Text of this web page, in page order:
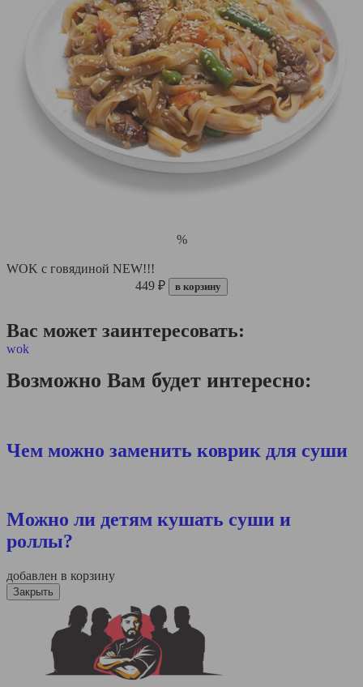
%
WOK с говядиной NEW!!!
449 ₽
в корзину
Вас может заинтересовать:
wok
Возможно Вам будет интересно:
Чем можно заменить коврик для суши
Можно ли детям кушать суши и
роллы?
добавлен в корзину
Закрыть